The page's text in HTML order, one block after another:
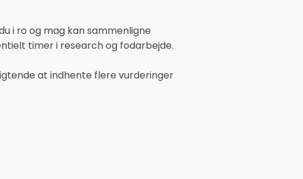
i ro og mag kan sammenligne
timer i research og fodarbejde.
at indhente flere vurderinger